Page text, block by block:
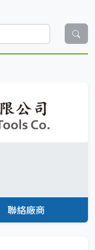
聯絡廠商